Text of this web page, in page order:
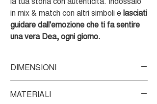
in mix & match con altri simboli elasciati
guidare dall'emozione che ti fa sentire
una vera Dea, ogni giorno.
DIMENSIONI
Spessore: 0,40 mm.
MATERIALI